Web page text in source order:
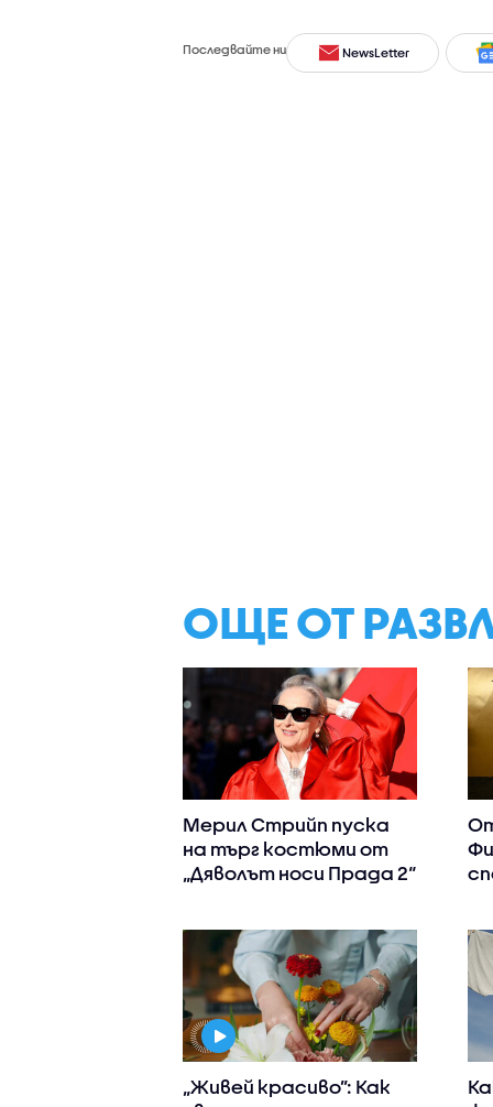
Последвайте ни NewsLetter
ОЩЕ ОТ
Мерил Стрийп пуска
на търг костюми от
„Дяволът носи Прада 2“
„Живей красиво”: Как